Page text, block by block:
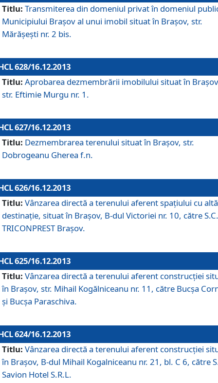
Titlu: Transmiterea din domeniul privat în domeniul
Municipiului Braşov al unui imobil situat în Braşov, str.
Mărăşeşti nr. 2 bis.
628/16.12.2013
Titlu: Aprobarea dezmembrării imobilului situat în
str. Eftimie Murgu nr. 1.
627/16.12.2013
Titlu: Dezmembrarea terenului situat în Braşov, str.
Dobrogeanu Gherea f.n.
626/16.12.2013
Titlu: Vânzarea directă a terenului aferent spaţiului cu altă
destinaţie, situat în Braşov, B-dul Victoriei nr. 10, către S.C.
TRICONPREST Braşov.
625/16.12.2013
Titlu: Vânzarea directă a terenului aferent construcţiei
în Braşov, str. Mihail Kogălniceanu nr. 11, către Bucşa
şi Bucşa Paraschiva.
624/16.12.2013
Titlu: Vânzarea directă a terenului aferent construcţiei
în Braşov, B-dul Mihail Kogalniceanu nr. 21, bl. C 6, către
Savion Hotel S.R.L.